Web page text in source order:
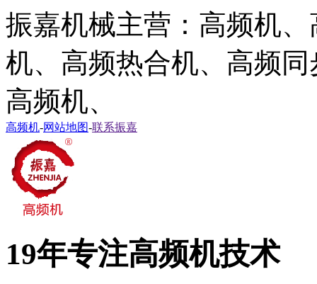
振嘉机械主营：高频机
机、高频热合机、高频
高频机、
高频机-网站地图-联系振嘉
19年专注高频机技术